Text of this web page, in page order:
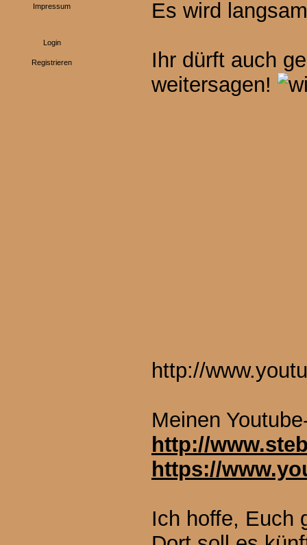
Impressum
Login
Registrieren
Es wird
Ihr dürft auch
weitersagen!
http://
Meinen
http://
https://
Ich hoffe, Euch